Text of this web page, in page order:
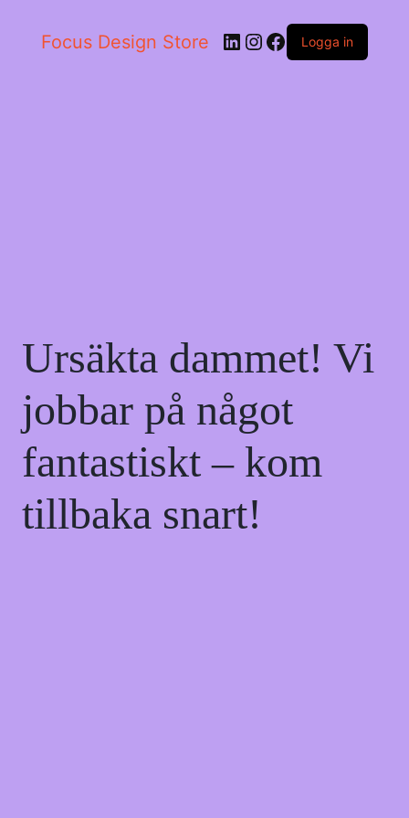
Focus Design Store LinkedIn
Instagram
Facebook
Logga in
Ursäkta dammet! Vi
jobbar på något
fantastiskt – kom
tillbaka snart!